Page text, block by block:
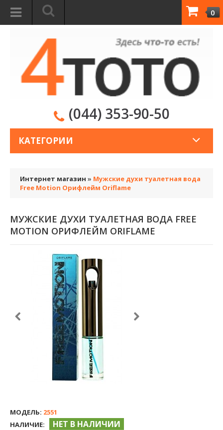
0
(044) 353-90-50
КАТЕГОРИИ
Интернет магазин » Мужские духи туалетная вода
Free Motion Орифлейм Oriflame
МУЖСКИЕ ДУХИ ТУАЛЕТНАЯ ВОДА FREE
MOTION ОРИФЛЕЙМ ORIFLAME
МОДЕЛЬ: 2551
НАЛИЧИЕ:
НЕТ В НАЛИЧИИ